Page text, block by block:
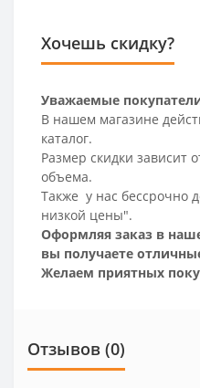
Хочешь скидку?
Уважаемые
В нашем магазине
каталог.
Размер скидки зависит
объема.
Также у нас бессрочно
низкой цены".
Оформляя заказ в
вы получаете
Желаем приятных
Отзывов (0)